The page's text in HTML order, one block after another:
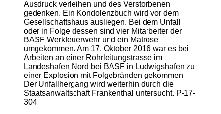
Ausdruck verleihen und des Verstorbenen
gedenken. Ein Kondolenzbuch wird vor dem
Gesellschaftshaus ausliegen. Bei dem Unfall
oder in Folge dessen sind vier Mitarbeiter der
BASF Werkfeuerwehr und ein Matrose
umgekommen. Am 17. Oktober 2016 war es bei
Arbeiten an einer Rohrleitungstrasse im
Landeshafen Nord bei BASF in Ludwigshafen zu
einer Explosion mit Folgebränden gekommen.
Der Unfallhergang wird weiterhin durch die
Staatsanwaltschaft Frankenthal untersucht. P-17-
304